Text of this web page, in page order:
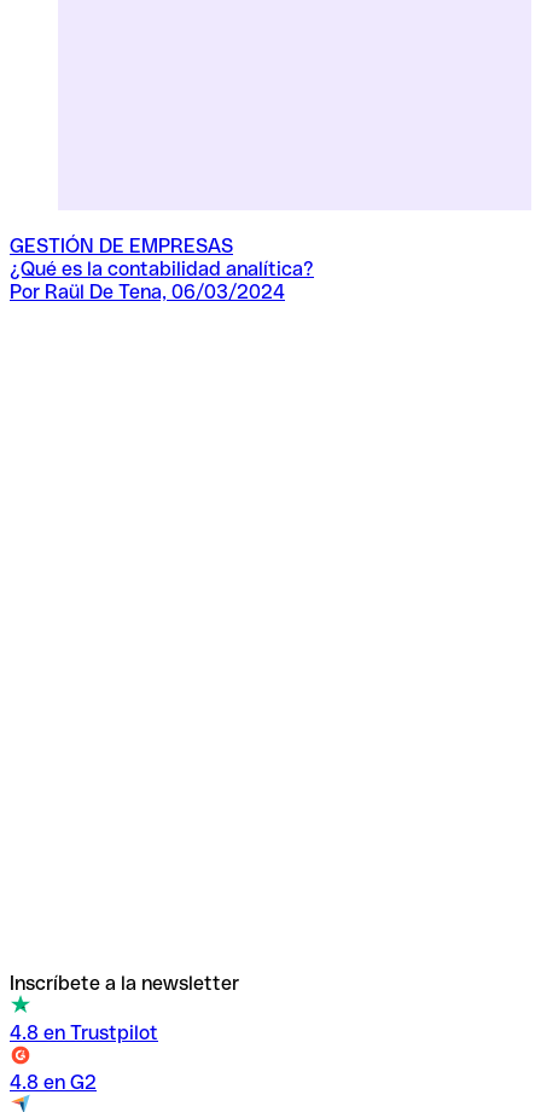
GESTIÓN DE EMPRESAS
¿Qué es la contabilidad analítica?
Por Raül De Tena, 06/03/2024
Inscríbete a la newsletter
4.8 en Trustpilot
4.8 en G2